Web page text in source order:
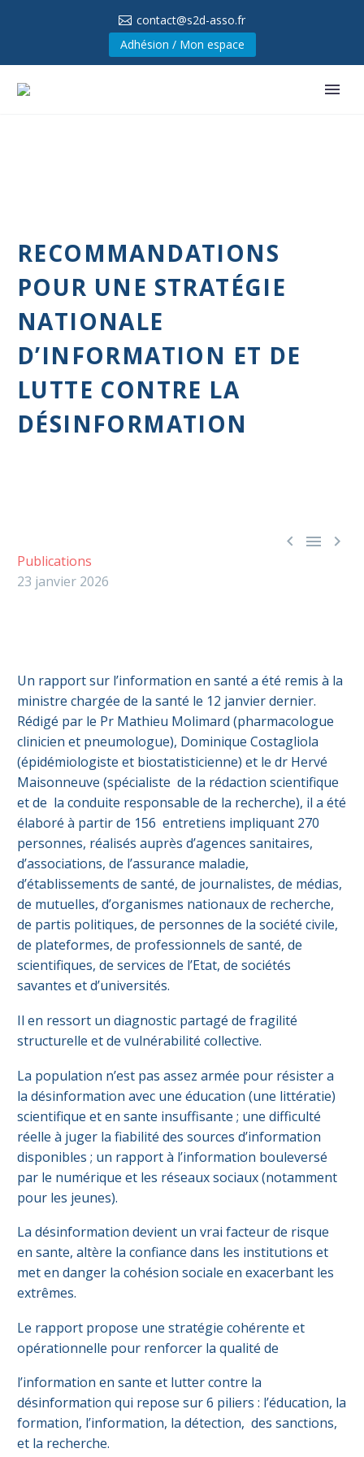
contact@s2d-asso.fr
Adhésion / Mon espace
RECOMMANDATIONS
POUR UNE STRATÉGIE
NATIONALE
D’INFORMATION ET DE
LUTTE CONTRE LA
DÉSINFORMATION
  
Publications
23 janvier 2026
Un rapport sur l’information en santé a été remis à la
ministre chargée de la santé le 12 janvier dernier.
Rédigé par le Pr Mathieu Molimard (pharmacologue
clinicien et pneumologue), Dominique Costagliola
(épidémiologiste et biostatisticienne) et le dr Hervé
Maisonneuve (spécialiste de la rédaction scientifique
et de la conduite responsable de la recherche), il a été
élaboré à partir de 156 entretiens impliquant 270
personnes, réalisés auprès d’agences sanitaires,
d’associations, de l’assurance maladie,
d’établissements de santé, de journalistes, de médias,
de mutuelles, d’organismes nationaux de recherche,
de partis politiques, de personnes de la société civile,
de plateformes, de professionnels de santé, de
scientifiques, de services de l’Etat, de sociétés
savantes et d’universités.
Il en ressort un diagnostic partagé de fragilité
structurelle et de vulnérabilité collective.
La population n’est pas assez armée pour résister a
la désinformation avec une éducation (une littératie)
scientifique et en sante insuffisante ; une difficulté
réelle à juger la fiabilité des sources d’information
disponibles ; un rapport à l’information bouleversé
par le numérique et les réseaux sociaux (notamment
pour les jeunes).
La désinformation devient un vrai facteur de risque
en sante, altère la confiance dans les institutions et
met en danger la cohésion sociale en exacerbant les
extrêmes.
Le rapport propose une stratégie cohérente et
opérationnelle pour renforcer la qualité de
l’information en sante et lutter contre la
désinformation qui repose sur 6 piliers : l’éducation, la
formation, l’information, la détection, des sanctions,
et la recherche.